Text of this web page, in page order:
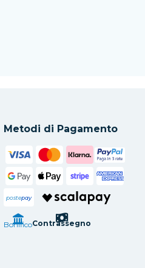
Metodi di Pagamento
postepay
BonificoContrassegno